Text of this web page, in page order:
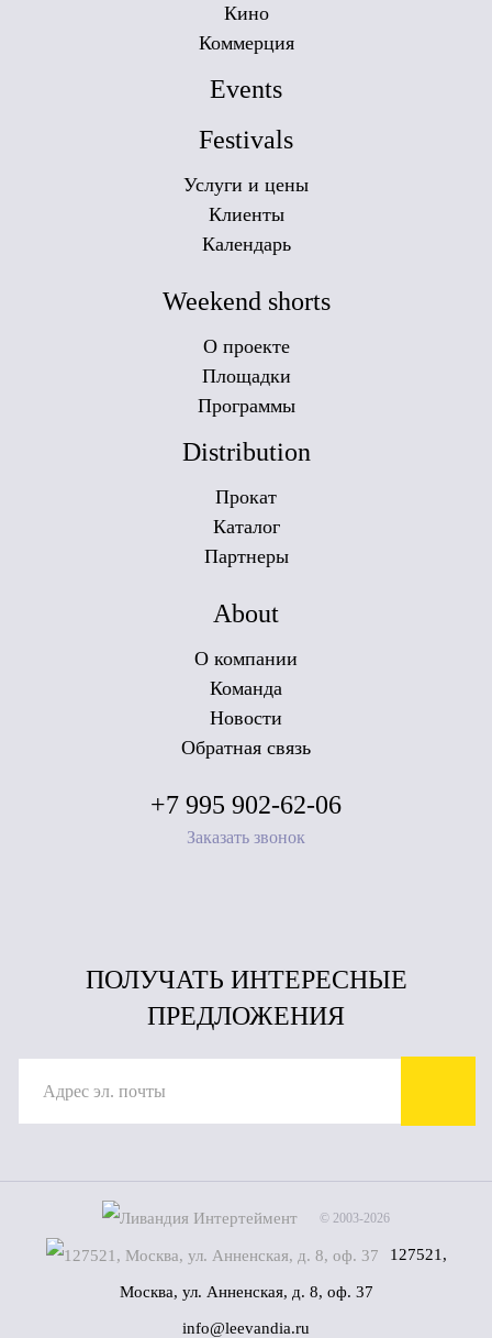
Кино
Коммерция
Events
Festivals
Услуги и цены
Клиенты
Календарь
Weekend shorts
О проекте
Площадки
Программы
Distribution
Прокат
Каталог
Партнеры
About
О компании
Команда
Новости
Обратная связь
+7 995 902-62-06
Заказать звонок
ПОЛУЧАТЬ ИНТЕРЕСНЫЕ
ПРЕДЛОЖЕНИЯ
© 2003-2026
127521,
Москва, ул. Анненская, д. 8, оф. 37
info@leevandia.ru